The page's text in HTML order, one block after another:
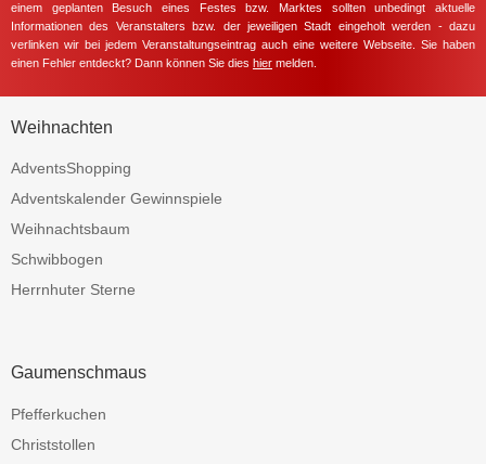
einem geplanten Besuch eines Festes bzw. Marktes sollten unbedingt aktuelle
Informationen des Veranstalters bzw. der jeweiligen Stadt eingeholt werden - dazu
verlinken wir bei jedem Veranstaltungseintrag auch eine weitere Webseite. Sie haben
einen Fehler entdeckt? Dann können Sie dies hier melden.
Weihnachten
AdventsShopping
Adventskalender Gewinnspiele
Weihnachtsbaum
Schwibbogen
Herrnhuter Sterne
Gaumenschmaus
Pfefferkuchen
Christstollen